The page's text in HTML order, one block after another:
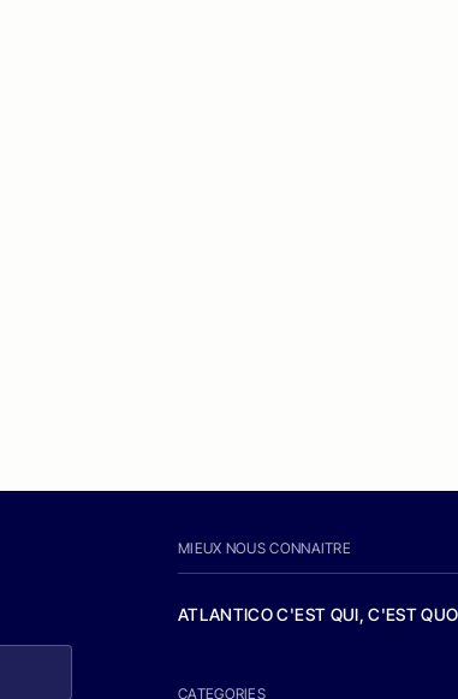
MIEUX NOUS CONNAITRE
ATLANTICO C'EST QUI, C'EST
CATEGORIES